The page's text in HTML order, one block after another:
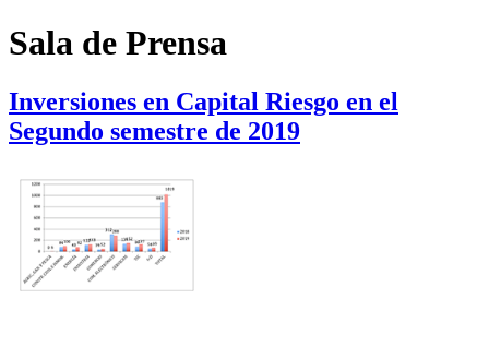
Sala de Prensa
Inversiones en Capital Riesgo en el
Segundo semestre de 2019